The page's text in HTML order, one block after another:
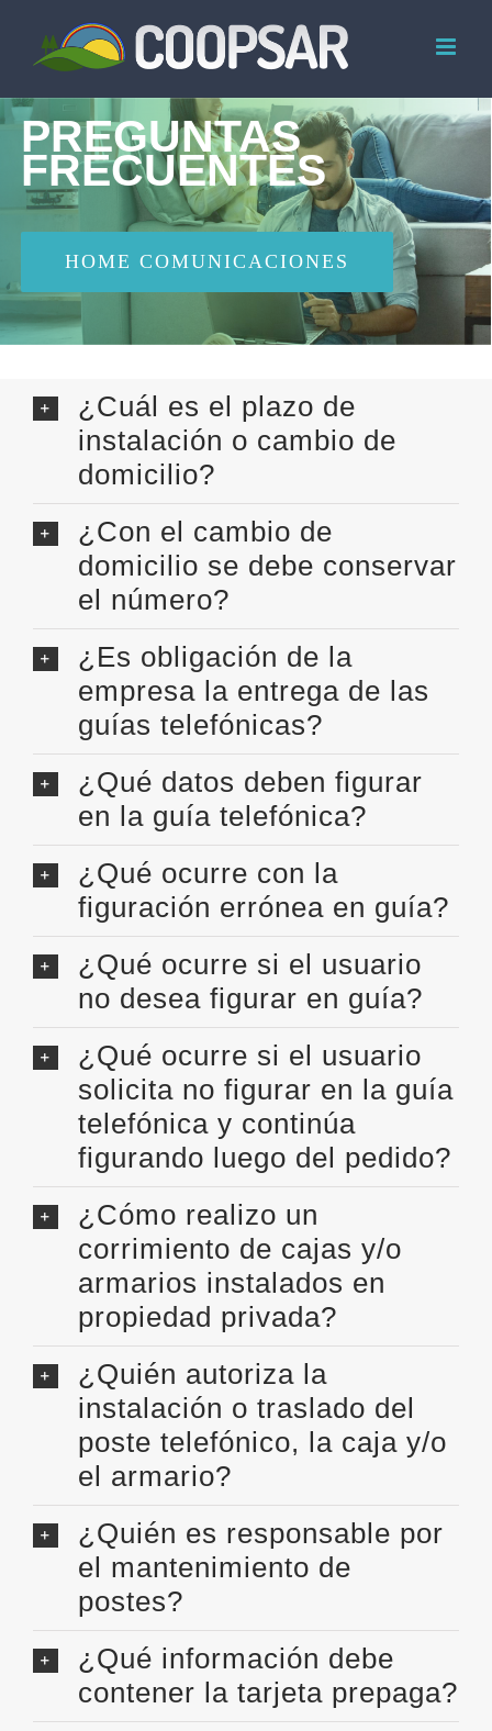
content
PREGUNTAS
FRECUENTES
HOME COMUNICACIONES
¿Cuál es el plazo de
instalación o cambio de
domicilio?
¿Con el cambio de
domicilio se debe conservar
el número?
¿Es obligación de la
empresa la entrega de las
guías telefónicas?
¿Qué datos deben figurar
en la guía telefónica?
¿Qué ocurre con la
figuración errónea en guía?
¿Qué ocurre si el usuario
no desea figurar en guía?
¿Qué ocurre si el usuario
solicita no figurar en la guía
telefónica y continúa
figurando luego del pedido?
¿Cómo realizo un
corrimiento de cajas y/o
armarios instalados en
propiedad privada?
¿Quién autoriza la
instalación o traslado del
poste telefónico, la caja y/o
el armario?
¿Quién es responsable por
el mantenimiento de
postes?
¿Qué información debe
contener la tarjeta prepaga?